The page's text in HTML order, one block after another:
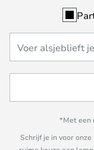
*Met een
Schrijf je in voor